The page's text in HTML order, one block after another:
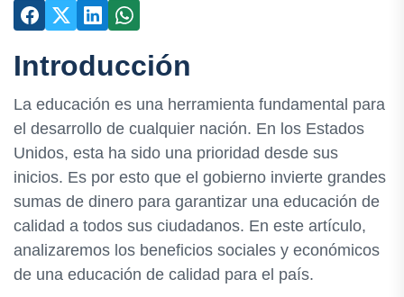
Introducción
La educación es una herramienta fundamental para
el desarrollo de cualquier nación. En los Estados
Unidos, esta ha sido una prioridad desde sus
inicios. Es por esto que el gobierno invierte grandes
sumas de dinero para garantizar una educación de
calidad a todos sus ciudadanos. En este artículo,
analizaremos los beneficios sociales y económicos
de una educación de calidad para el país.